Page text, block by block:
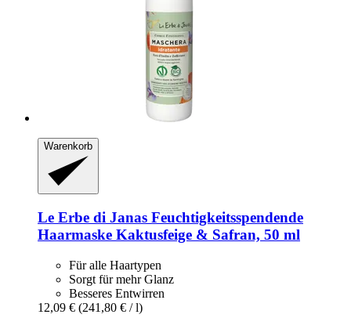
Warenkorb
Le Erbe di Janas Feuchtigkeitsspendende
Haarmaske Kaktusfeige & Safran, 50 ml
Für alle Haartypen
Sorgt für mehr Glanz
Besseres Entwirren
12,09 € (241,80 € / l)